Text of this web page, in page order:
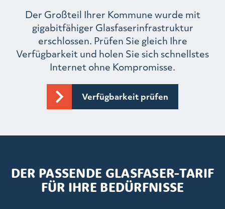
Der Großteil Ihrer Kommune wurde mit
gigabitfähiger Glasfaserinfrastruktur
erschlossen. Prüfen Sie gleich Ihre
Verfügbarkeit und holen Sie sich schnellstes
Internet ohne Kompromisse.
Verfügbarkeit prüfen
DER PASSENDE GLASFASER-TARIF
FÜR IHRE BEDÜRFNISSE